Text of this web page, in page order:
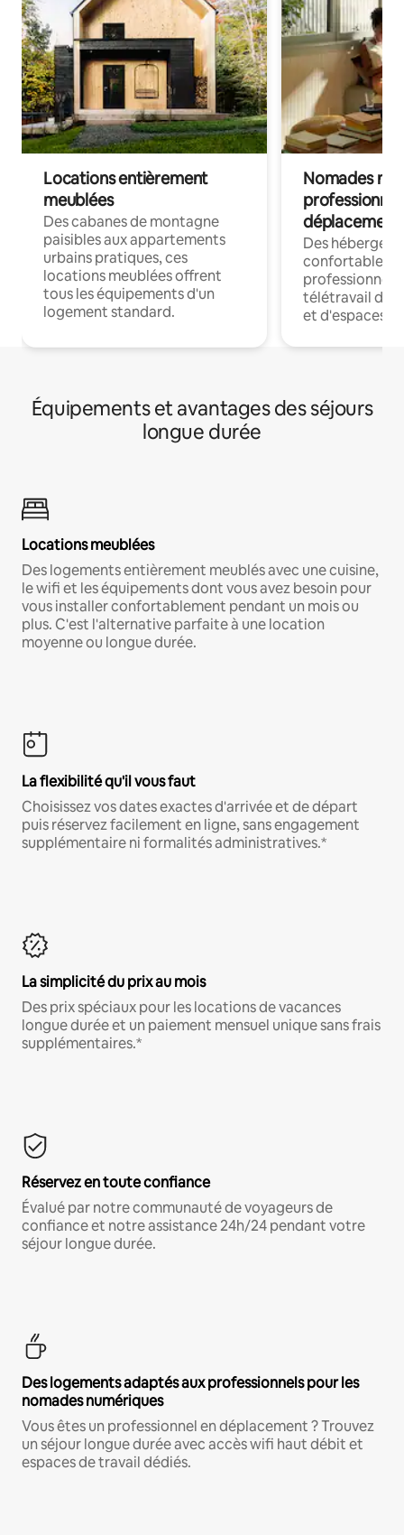
Locations entièrement
meublées
Des cabanes de montagne
paisibles aux appartements
urbains pratiques, ces
locations meublées offrent
tous les équipements d'un
logement standard.
Nomades
déplacement
Des
confortables
professionnels
télétravail
et d'espaces
Équipements et avantages des séjours
longue durée
Locations meublées
Des logements entièrement meublés avec une cuisine,
le wifi et les équipements dont vous avez besoin pour
vous installer confortablement pendant un mois ou
plus. C'est l'alternative parfaite à une location
moyenne ou longue durée.
La flexibilité qu'il vous faut
Choisissez vos dates exactes d'arrivée et de départ
puis réservez facilement en ligne, sans engagement
supplémentaire ni formalités administratives.*
La simplicité du prix au mois
Des prix spéciaux pour les locations de vacances
longue durée et un paiement mensuel unique sans frais
supplémentaires.*
Réservez en toute confiance
Évalué par notre communauté de voyageurs de
confiance et notre assistance 24h/24 pendant votre
séjour longue durée.
Des logements adaptés aux professionnels pour les
nomades numériques
Vous êtes un professionnel en déplacement ? Trouvez
un séjour longue durée avec accès wifi haut débit et
espaces de travail dédiés.